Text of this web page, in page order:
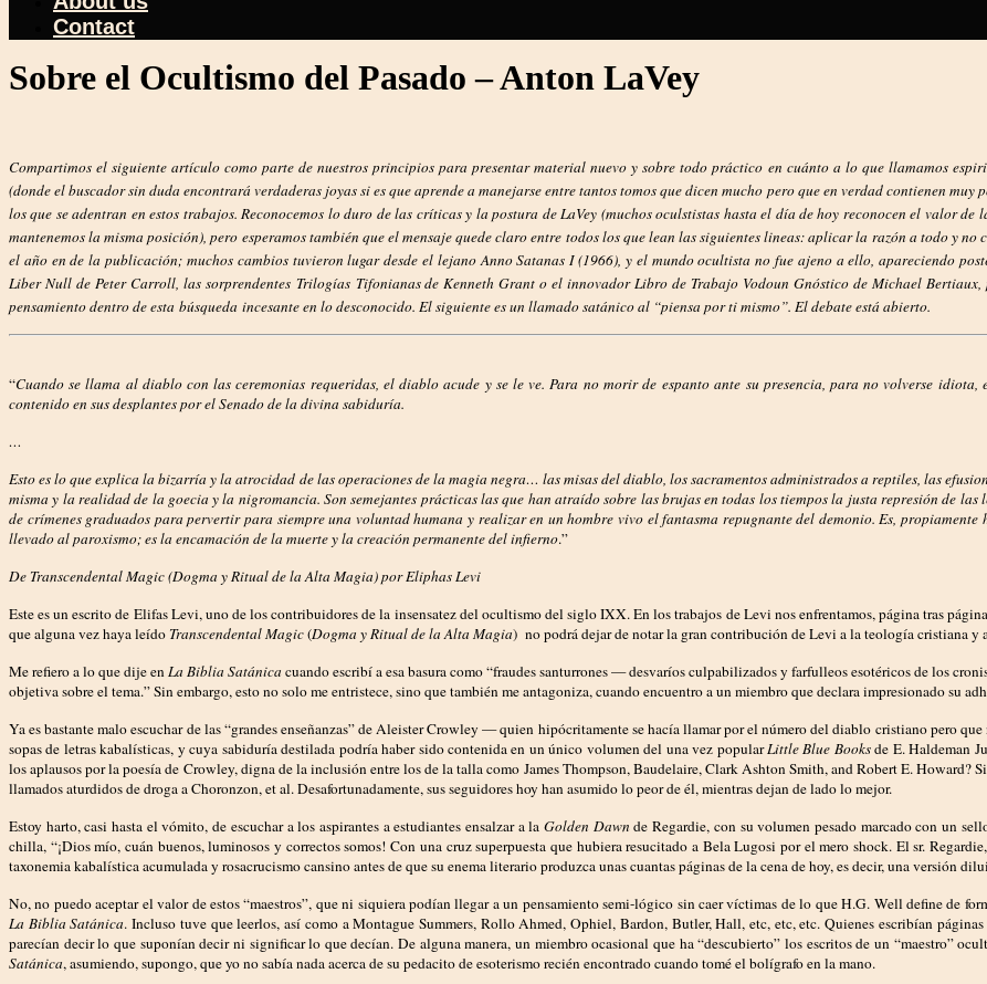
Contact
Sobre el Ocultismo del Pasado – Anton LaVey
Compartimos el siguiente artículo como parte de nuestros principios para presentar material nuevo y sobre todo práctico en cuánto a lo que llamamos
(donde el buscador sin duda encontrará verdaderas joyas si es que aprende a manejarse entre tantos tomos que dicen mucho pero que en verdad contienen
los que se adentran en estos trabajos. Reconocemos lo duro de las críticas y la postura de LaVey (muchos oculstistas hasta el día de hoy reconocen el valor
mantenemos la misma posición), pero esperamos también que el mensaje quede claro entre todos los que lean las siguientes lineas: aplicar la razón a todo y
el año en de la publicación; muchos cambios tuvieron lugar desde el lejano Anno Satanas I (1966), y el mundo ocultista no fue ajeno a ello, apareciendo
Liber Null de Peter Carroll, las sorprendentes TrilogíasTifonianas de Kenneth Grant o el innovador Libro de Trabajo Vodoun Gnóstico de Michael
pensamiento dentro de esta búsqueda incesante en lo desconocido. El siguiente es un llamado satánico al “piensa por ti mismo”. El debate está abierto.
“Cuando se llama al diablo con las ceremonias requeridas, el diablo acude y se le ve. Para no morir de espanto ante su presencia, para no volverse
contenido en sus desplantes por el Senado de la divina sabiduría.
…
Esto es lo que explica la bizarría y la atrocidad de las operaciones de la magia negra… las misas del diablo, los sacramentos administrados a reptiles, las
misma y la realidad de la goecia y la nigromancia. Son semejantes prácticas las que han atraído sobre las brujas en todas los tiempos la justa represión de
de crímenes graduados para pervertir para siempre una voluntad humana y realizar en un hombre vivo el fantasma repugnante del demonio. Es,
llevado al paroxismo; es la encamación de la muerte y la creación permanente del infierno.”
De Transcendental Magic (Dogma y Ritual de la Alta Magia) por Eliphas Levi
Este es un escrito de Elifas Levi, uno de los contribuidores de la insensatez del ocultismo del siglo IXX. En los trabajos de Levi nos enfrentamos, página tras
que alguna vez haya leído Transcendental Magic(Dogma y Ritual de la Alta Magia) no podrá dejar de notar la gran contribución de Levi a la teología cristiana y
Me refiero a lo que dije enLa Biblia Satánica cuando escribí a esa basura como “fraudes santurrones — desvaríos culpabilizados y farfulleos esotéricos de los
objetiva sobre el tema.” Sin embargo, esto no solo me entristece, sino que también me antagoniza, cuando encuentro a un miembro que declara impresionado su
Ya es bastante malo escuchar de las “grandes enseñanzas” de Aleister Crowley — quien hipócritamente se hacía llamar por el número del diablo cristiano pero
sopas de letras kabalísticas, y cuya sabiduría destilada podría haber sido contenida en un único volumen del una vez popularLittle Blue Booksde E. Haldeman
los aplausos por la poesía de Crowley, digna de la inclusión entre los de la talla como James Thompson, Baudelaire, Clark Ashton Smith, and Robert E. Howard?
llamados aturdidos de droga a Choronzon, et al. Desafortunadamente, sus seguidores hoy han asumido lo peor de él, mientras dejan de lado lo mejor.
Estoy harto, casi hasta el vómito, de escuchar a los aspirantes a estudiantes ensalzar a laGolden Dawn de Regardie, con su volumen pesado marcado con un
chilla, “¡Dios mío, cuán buenos, luminosos y correctos somos! Con una cruz superpuesta que hubiera resucitado a Bela Lugosi por el mero shock. El sr.
taxonemia kabalística acumulada y rosacrucismo cansino antes de que su enema literario produzca unas cuantas páginas de la cena de hoy, es decir, una versión
No, no puedo aceptar el valor de estos “maestros”, que ni siquiera podían llegar a un pensamiento semi-lógico sin caer víctimas de lo que H.G. Well define de
La Biblia Satánica. Incluso tuve que leerlos, así como a Montague Summers, Rollo Ahmed, Ophiel, Bardon, Butler, Hall, etc, etc, etc. Quienes escribían
parecían decir lo que suponían decir ni significar lo que decían. De alguna manera, un miembro ocasional que ha “descubierto” los escritos de un “maestro”
Satánica, asumiendo, supongo, que yo no sabía nada acerca de su pedacito de esoterismo recién encontrado cuando tomé el bolígrafo en la mano.